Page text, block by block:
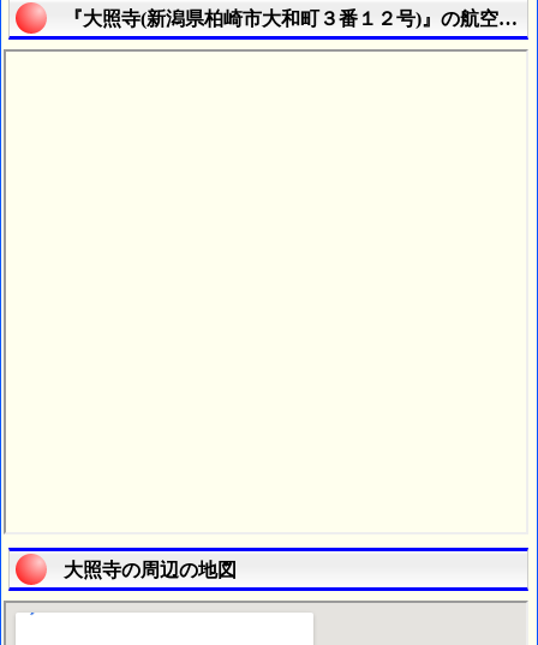
『大照寺(新潟県柏崎市大和町３番１２号)』の航空写真
大照寺の周辺の地図